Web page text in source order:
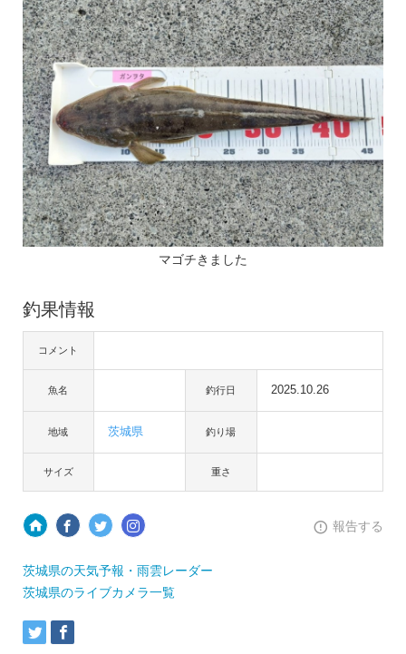
マゴチきました
釣果情報
コメント
魚名 釣行日 2025.10.26
地域 茨城県 釣り場
サイズ 重さ
報告する
茨城県の天気予報・雨雲レーダー
茨城県のライブカメラ一覧